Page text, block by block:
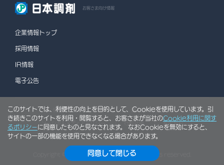
お客さま向け情報
企業情報トップ
採用情報
IR情報
電子公告
情報セキュリティポリシー 個人情報保護方針
利用規約
サイトマップ
Copyright © NIHON CHOUZAI Co., Ltd. All rights reserved.
このサイトでは、利便性の向上を目的として、Cookieを使用しています。引
き続きこのサイトを利用・閲覧すると、お客さまが当社のCookie利用に関す
るポリシーに同意したものと見なされます。 なおCookieを無効にすると、
サイトの一部の機能を使用できなくなる場合があります。
同意して閉じる